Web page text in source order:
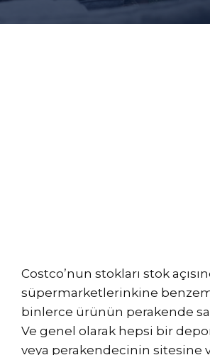
Costco’nun stokları stok
süpermarketlerinkine
binlerce ürünün perakende
Ve genel olarak hepsi bir
veya perakendecinin sitesine